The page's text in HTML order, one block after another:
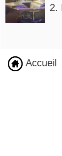
2.
Accueil